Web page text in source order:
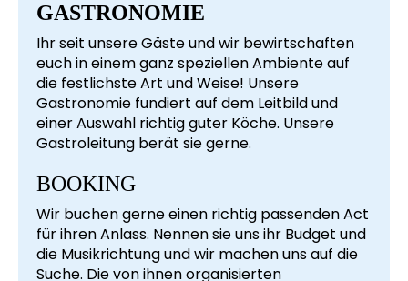
GASTRONOMIE
Ihr seit unsere Gäste und wir bewirtschaften
euch in einem ganz speziellen Ambiente auf
die festlichste Art und Weise! Unsere
Gastronomie fundiert auf dem Leitbild und
einer Auswahl richtig guter Köche. Unsere
Gastroleitung berät sie gerne.
BOOKING
Wir buchen gerne einen richtig passenden Act
für ihren Anlass. Nennen sie uns ihr Budget und
die Musikrichtung und wir machen uns auf die
Suche. Die von ihnen organisierten